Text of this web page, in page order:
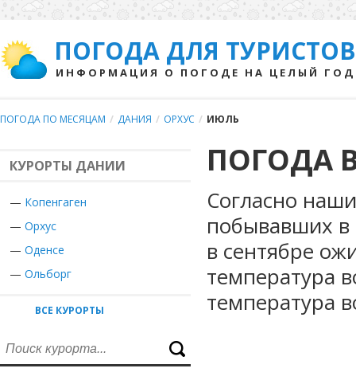
ПОГОДА ДЛЯ ТУРИСТОВ
ИНФОРМАЦИЯ О ПОГОДЕ НА ЦЕЛЫЙ ГОД
ПОГОДА ПО МЕСЯЦАМ / ДАНИЯ / ОРХУС / ИЮЛЬ
КУРОРТЫ ДАНИИ
— Копенгаген
— Орхус
— Оденсе
— Ольборг
ВСЕ КУРОРТЫ
ПОГОДА
Согласно
побывавших в
в сентябре
температура
температура